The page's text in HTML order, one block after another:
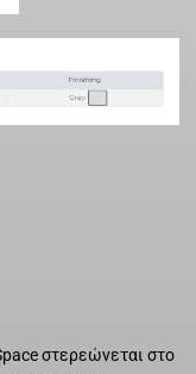
στερεώνεται στο